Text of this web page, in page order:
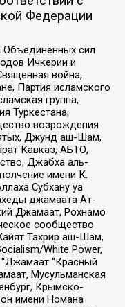
Федерации
сил
Ичкерии и
война,
Партия исламского
группа,
Туркестана,
возрождения
Джунд аш-Шам,
Кавказ, АБТО,
Джабха аль-
имени К.
Субхану уа
джамаата Ат-
Джамаат, Рохнамо
сообщество
Тахрир аш-Шам,
White Power,
“Джамаат “Красный
Мусульманская
Крымско-
имени Номана